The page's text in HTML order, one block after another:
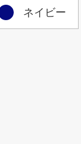
ネイビー